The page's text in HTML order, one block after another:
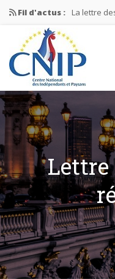
Fil d'actus : La lettre
La lettre
La lettre
Mission
La lettre
Lettre